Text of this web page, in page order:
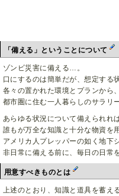
「備える」ということについて
ゾンビ災害に備える…。
口にするのは簡単だが、想定する
各々の置かれた環境とプランから
都市圏に住む一人暮らしのサラリ
あらゆる状況について備えられれ
誰もが万全な知識と十分な物資を
アメリカ人プレッパーの如く地下
非日常に備える前に、毎日の日常
用意すべきものとは
上述のとおり、知識と道具を蓄え